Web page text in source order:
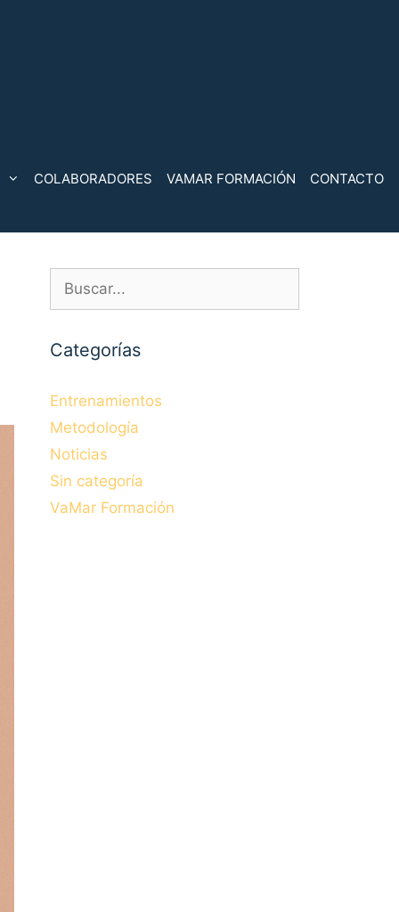
COLABORADORES VAMAR FORMACIÓN CONTACTO
Buscar:
Categorías
Entrenamientos
Metodología
Noticias
Sin categoría
VaMar Formación